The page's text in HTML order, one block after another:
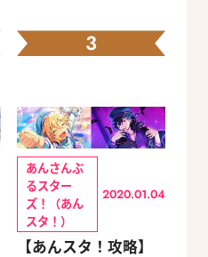
3
あんさんぶ
るスター
ズ！（あん
スタ！）
2020.01.04
【あんスタ！攻略】